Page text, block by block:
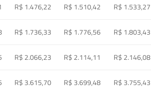
R$ 1.476,22 R$ 1.510,42 R$ 1.533,27
R$ 1.736,33 R$ 1.776,56 R$ 1.803,43
R$ 2.066,23 R$ 2.114,11 R$ 2.146,08
R$ 3.615,70 R$ 3.699,48 R$ 3.755,43